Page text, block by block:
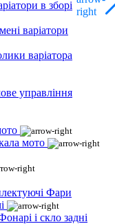
в зборі
варіатори
варіатора
управління
мото
Фари
і скло задні